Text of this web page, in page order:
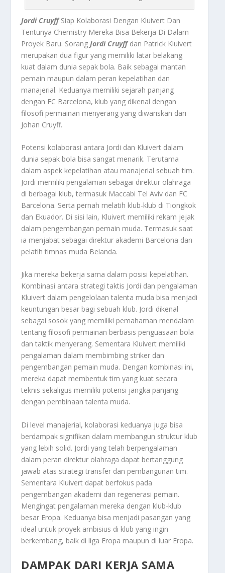
Jordi CruyffSiap Kolaborasi Dengan Kluivert Dan
Tentunya Chemistry Mereka Bisa Bekerja Di Dalam
Proyek Baru. Sorang Jordi Cruyff dan Patrick Kluivert
merupakan dua figur yang memiliki latar belakang
kuat dalam dunia sepak bola. Baik sebagai mantan
pemain maupun dalam peran kepelatihan dan
manajerial. Keduanya memiliki sejarah panjang
dengan FC Barcelona, klub yang dikenal dengan
filosofi permainan menyerang yang diwariskan dari
Johan Cruyff.
Potensi kolaborasi antara Jordi dan Kluivert dalam
dunia sepak bola bisa sangat menarik. Terutama
dalam aspek kepelatihan atau manajerial sebuah tim.
Jordi memiliki pengalaman sebagai direktur olahraga
di berbagai klub, termasuk Maccabi Tel Aviv dan FC
Barcelona. Serta pernah melatih klub-klub di Tiongkok
dan Ekuador. Di sisi lain, Kluivert memiliki rekam jejak
dalam pengembangan pemain muda. Termasuk saat
ia menjabat sebagai direktur akademi Barcelona dan
pelatih timnas muda Belanda.
Jika mereka bekerja sama dalam posisi kepelatihan.
Kombinasi antara strategi taktis Jordi dan pengalaman
Kluivert dalam pengelolaan talenta muda bisa menjadi
keuntungan besar bagi sebuah klub. Jordi dikenal
sebagai sosok yang memiliki pemahaman mendalam
tentang filosofi permainan berbasis penguasaan bola
dan taktik menyerang. Sementara Kluivert memiliki
pengalaman dalam membimbing striker dan
pengembangan pemain muda. Dengan kombinasi ini,
mereka dapat membentuk tim yang kuat secara
teknis sekaligus memiliki potensi jangka panjang
dengan pembinaan talenta muda.
Di level manajerial, kolaborasi keduanya juga bisa
berdampak signifikan dalam membangun struktur klub
yang lebih solid. Jordi yang telah berpengalaman
dalam peran direktur olahraga dapat bertanggung
jawab atas strategi transfer dan pembangunan tim.
Sementara Kluivert dapat berfokus pada
pengembangan akademi dan regenerasi pemain.
Mengingat pengalaman mereka dengan klub-klub
besar Eropa. Keduanya bisa menjadi pasangan yang
ideal untuk proyek ambisius di klub yang ingin
berkembang, baik di liga Eropa maupun di luar Eropa.
DAMPAK DARI KERJA SAMA